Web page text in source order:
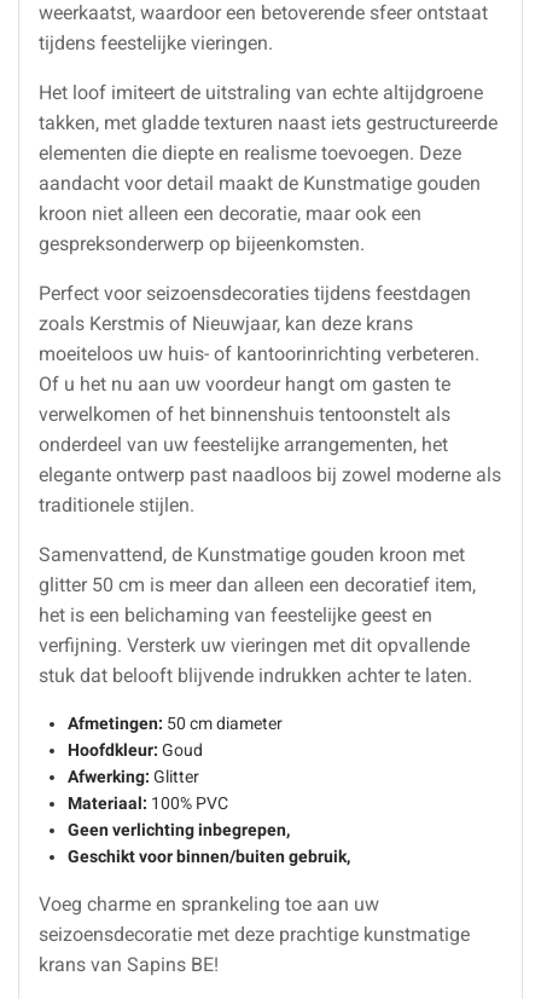
weerkaatst, waardoor een betoverende sfeer ontstaat
tijdens feestelijke vieringen.
Het loof imiteert de uitstraling van echte altijdgroene
takken, met gladde texturen naast iets gestructureerde
elementen die diepte en realisme toevoegen. Deze
aandacht voor detail maakt de Kunstmatige gouden
kroon niet alleen een decoratie, maar ook een
gespreksonderwerp op bijeenkomsten.
Perfect voor seizoensdecoraties tijdens feestdagen
zoals Kerstmis of Nieuwjaar, kan deze krans
moeiteloos uw huis- of kantoorinrichting verbeteren.
Of u het nu aan uw voordeur hangt om gasten te
verwelkomen of het binnenshuis tentoonstelt als
onderdeel van uw feestelijke arrangementen, het
elegante ontwerp past naadloos bij zowel moderne als
traditionele stijlen.
Samenvattend, de Kunstmatige gouden kroon met
glitter 50 cm is meer dan alleen een decoratief item,
het is een belichaming van feestelijke geest en
verfijning. Versterk uw vieringen met dit opvallende
stuk dat belooft blijvende indrukken achter te laten.
Afmetingen: 50 cm diameter
Hoofdkleur: Goud
Afwerking: Glitter
Materiaal: 100% PVC
Geen verlichting inbegrepen,
Geschikt voor binnen/buiten gebruik,
Voeg charme en sprankeling toe aan uw
seizoensdecoratie met deze prachtige kunstmatige
krans van Sapins BE!